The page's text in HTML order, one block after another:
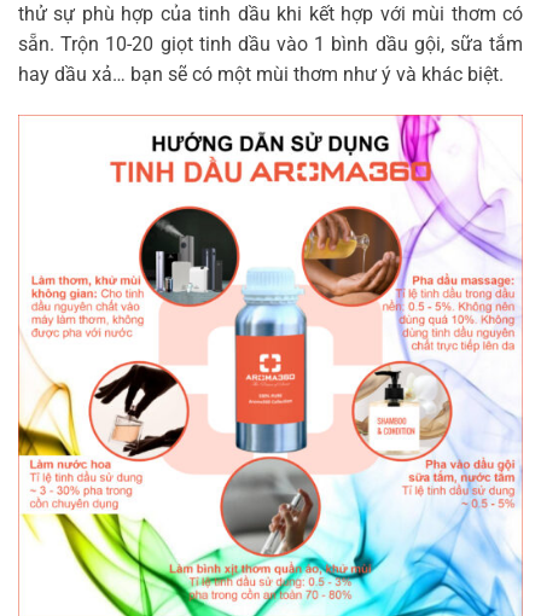
thử sự phù hợp của tinh dầu khi kết hợp với mùi thơm có
sẵn. Trộn 10-20 giọt tinh dầu vào 1 bình dầu gội, sữa tắm
hay dầu xả… bạn sẽ có một mùi thơm như ý và khác biệt.